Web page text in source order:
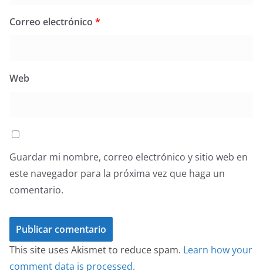
Correo electrónico *
Web
Guardar mi nombre, correo electrónico y sitio web en
este navegador para la próxima vez que haga un
comentario.
This site uses Akismet to reduce spam. Learn how your
comment data is processed.